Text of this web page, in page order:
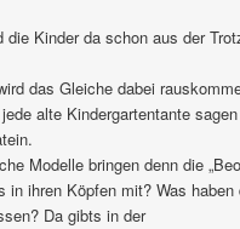
die Kinder da schon aus der
das Gleiche dabei
alte Kindergartentante
Modelle bringen denn die
in ihren Köpfen mit? Was haben
Da gibts in der